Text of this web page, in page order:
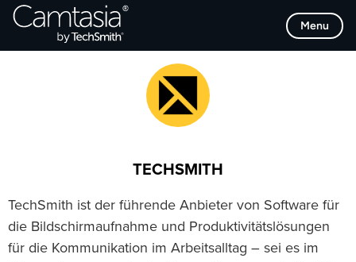
Direkt
zum
Menu
Browse Categories
TECHSMITH
TechSmith ist der führende Anbieter von Software für
die Bildschirmaufnahme und Produktivitätslösungen
für die Kommunikation im Arbeitsalltag – sei es im